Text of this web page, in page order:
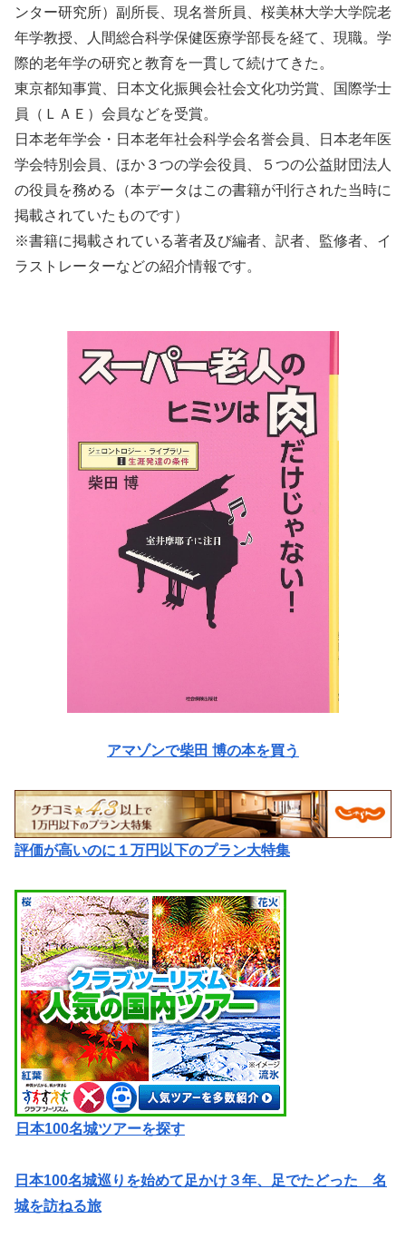
ンター研究所）副所長、現名誉所員、桜美林大学大学院老
年学教授、人間総合科学保健医療学部長を経て、現職。学
際的老年学の研究と教育を一貫して続けてきた。
東京都知事賞、日本文化振興会社会文化功労賞、国際学士
員（ＬＡＥ）会員などを受賞。
日本老年学会・日本老年社会科学会名誉会員、日本老年医
学会特別会員、ほか３つの学会役員、５つの公益財団法人
の役員を務める（本データはこの書籍が刊行された当時に
掲載されていたものです）
※書籍に掲載されている著者及び編者、訳者、監修者、イ
ラストレーターなどの紹介情報です。
アマゾンで柴田 博の本を買う
評価が高いのに１万円以下のプラン大特集
日本100名城ツアーを探す
日本100名城巡りを始めて足かけ３年、足でたどった 名
城を訪ねる旅